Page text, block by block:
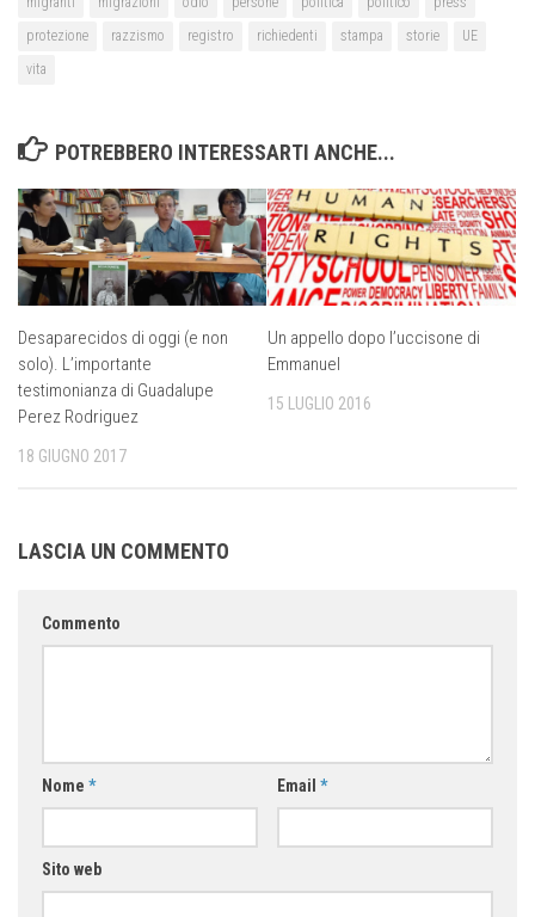
protezione
razzismo registro richiedenti stampa storie
UE
vita
POTREBBERO INTERESSARTI ANCHE...
Desaparecidos di oggi (e non
solo). L’importante
testimonianza di Guadalupe
Perez Rodriguez
18 GIUGNO 2017
Un appello dopo l’uccisone di
Emmanuel
15 LUGLIO 2016
LASCIA UN COMMENTO
Commento
Nome * Email *
Sito web